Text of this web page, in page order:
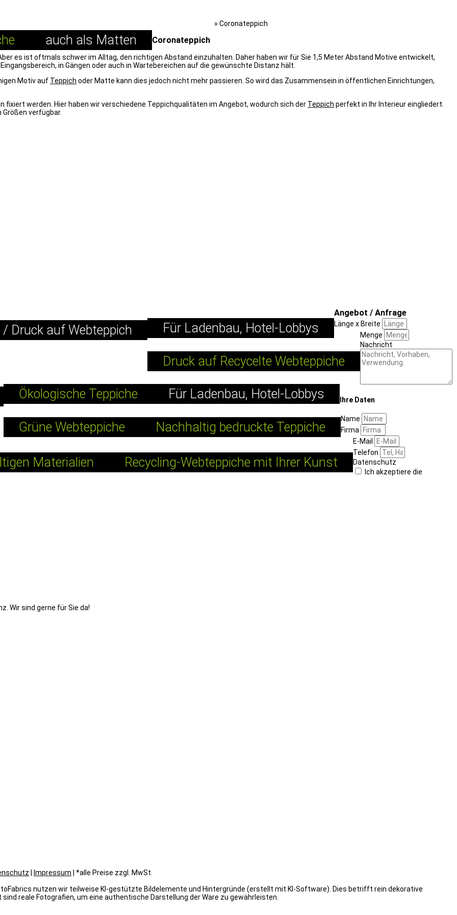
auch als Matten
» Coronateppich
Coronateppich
es ist oftmals schwer im Alltag, den richtigen Abstand einzuhalten. Daher haben wir für Sie 1,5 Meter Abstand Motive entwickelt,
in Gängen oder auch in Wartebereichen auf die gewünschte Distanz hält.
Motiv auf Teppich oder Matte kann dies jedoch nicht mehr passieren. So wird das Zusammensein in öffentlichen Einrichtungen,
fixiert werden. Hier haben wir verschiedene Teppichqualitäten im Angebot, wodurch sich der Teppich perfekt in Ihr Interieur eingliedert.
verfügbar.
/ Druck auf Webteppich Für Ladenbau, Hotel-Lobbys
Druck auf Recycelte Webteppiche
Ökologische Teppiche Für Ladenbau, Hotel-Lobbys
Grüne Webteppiche Nachhaltig bedruckte Teppiche
Materialien Recycling-Webteppiche mit Ihrer Kunst
Angebot / Anfrage
Länge x Breite
Menge
Nachricht
Ihre Daten
Name
Firma
E-Mail
Telefon
Datenschutz
Ich akzeptiere die
Wir sind gerne für Sie da!
Impressum | *alle Preise zzgl. MwSt.
nutzen wir teilweise KI-gestützte Bildelemente und Hintergründe (erstellt mit KI-Software). Dies betrifft rein dekorative
reale Fotografien, um eine authentische Darstellung der Ware zu gewährleisten.